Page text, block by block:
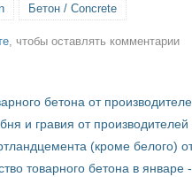
Бетон / Concrete
, чтобы оставлять комментарии
бетона от
и гравия от
(кроме белого)
товарного бетона в январе